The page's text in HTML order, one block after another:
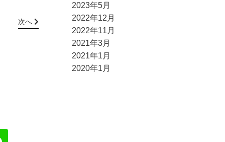
次へ
2023年5月
2022年12月
2022年11月
2021年3月
2021年1月
2020年1月